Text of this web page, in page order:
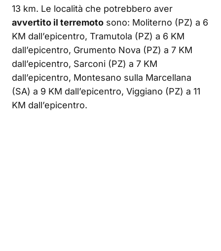
13 km. Le località che potrebbero aver
avvertito il terremoto sono: Moliterno (PZ) a 6
KM dall’epicentro, Tramutola (PZ) a 6 KM
dall’epicentro, Grumento Nova (PZ) a 7 KM
dall’epicentro, Sarconi (PZ) a 7 KM
dall’epicentro, Montesano sulla Marcellana
(SA) a 9 KM dall’epicentro, Viggiano (PZ) a 11
KM dall’epicentro.